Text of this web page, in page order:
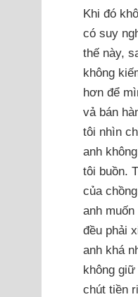
Khi đó
có suy
thế này,
không
hơn để
vả bán
tôi nhìn
anh
tôi buồn.
của
anh
đều phải
anh khá
không
chút tiền